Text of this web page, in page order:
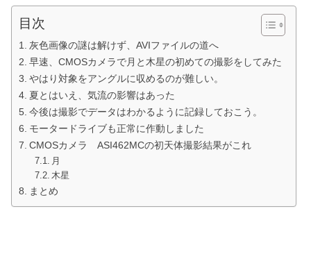
目次
灰色画像の謎は解けず、AVIファイルの道へ
早速、CMOSカメラで月と木星の初めての撮影をしてみた
やはり対象をアングルに収めるのが難しい。
夏とはいえ、気流の影響はあった
今後は撮影でデータはわかるように記録しておこう。
モータードライブも正常に作動しました
CMOSカメラ ASI462MCの初天体撮影結果がこれ
月
木星
まとめ